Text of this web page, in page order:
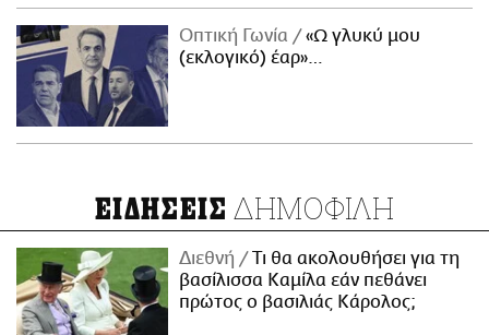
Οπτική Γωνία
«Ω γλυκύ μου
(εκλογικό) έαρ»…
ΕΙΔΗΣΕΙΣ ΔΗΜΟΦΙΛΗ
Διεθνή
Τι θα ακολουθήσει για τη
βασίλισσα Καμίλα εάν πεθάνει
πρώτος ο βασιλιάς Κάρολος;